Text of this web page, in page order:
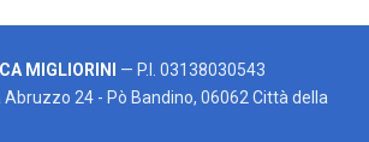
MIGLIORINI
— P.I. 03138030543
24 - Pò Bandino, 06062 Città della